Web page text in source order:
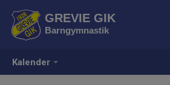
Kalender
GREVIE GIK
Barngymnastik